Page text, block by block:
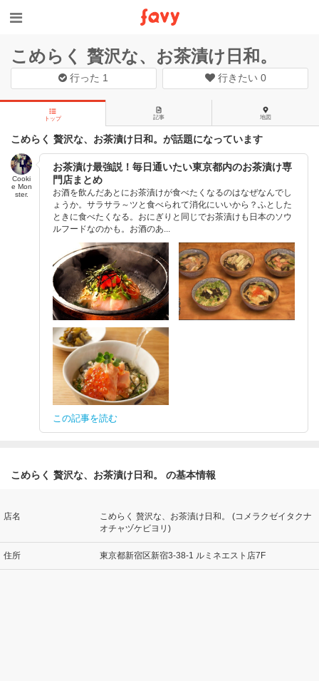
こめらく 贅沢な、お茶漬け日和。
行った 1 行きたい 0
トップ 記事 地図
こめらく 贅沢な、お茶漬け日和。が話題になっています
Cooki
e Mon
ster.
お茶漬け最強説！毎日通いたい東京都内のお茶漬け専
門店まとめ
お酒を飲んだあとにお茶漬けが食べたくなるのはなぜなんでし
ょうか。サラサラ～ツと食べられて消化にいいから？ふとした
ときに食べたくなる。おにぎりと同じでお茶漬けも日本のソウ
ルフードなのかも。お酒のあ...
この記事を読む
こめらく 贅沢な、お茶漬け日和。 の基本情報
店名
こめらく 贅沢な、お茶漬け日和。 (コメラクゼイタクナ
オチャヅケビヨリ)
住所 東京都新宿区新宿3-38-1 ルミネエスト店7F